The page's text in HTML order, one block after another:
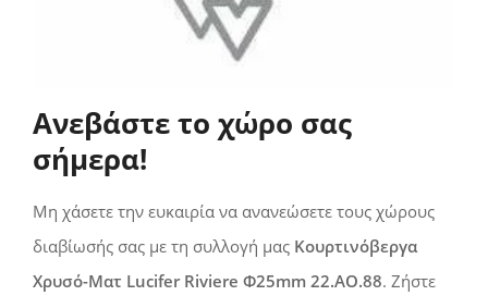
Ανεβάστε το χώρο σας
σήμερα!
Μη χάσετε την ευκαιρία να ανανεώσετε τους χώρους
διαβίωσής σας με τη συλλογή μας Κουρτινόβεργα
Χρυσό-Ματ Lucifer Riviere Φ25mm 22.AO.88. Ζήστε